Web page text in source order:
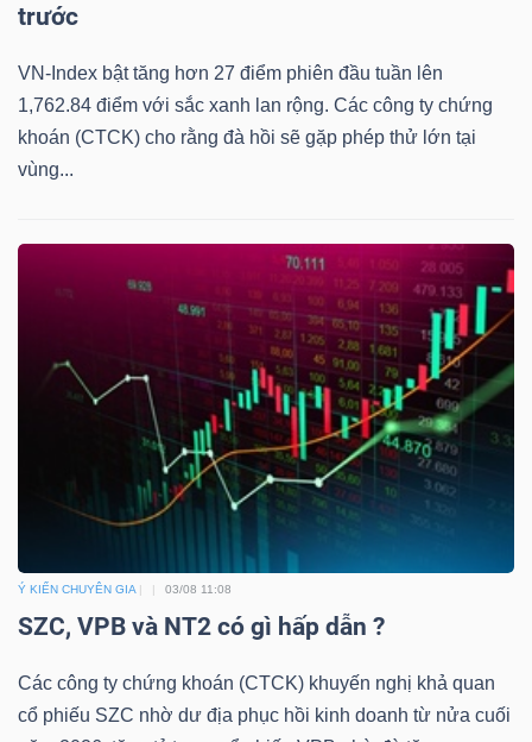
trước
VN-Index bật tăng hơn 27 điểm phiên đầu tuần lên
1,762.84 điểm với sắc xanh lan rộng. Các công ty chứng
khoán (CTCK) cho rằng đà hồi sẽ gặp phép thử lớn tại
vùng...
Ý KIẾN CHUYÊN GIA 03/08 11:08
SZC, VPB và NT2 có gì hấp dẫn ?
Các công ty chứng khoán (CTCK) khuyến nghị khả quan
cổ phiếu SZC nhờ dư địa phục hồi kinh doanh từ nửa cuối